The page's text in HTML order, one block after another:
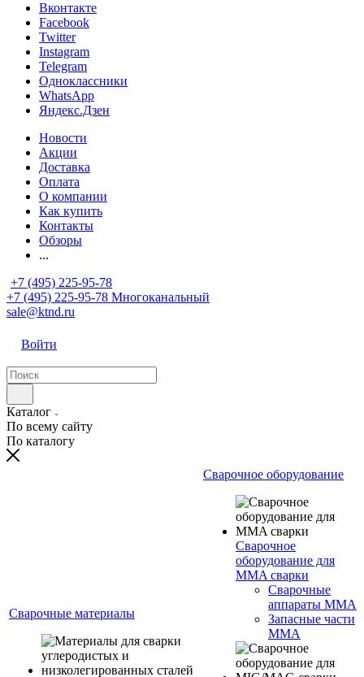
Вконтакте
Facebook
Twitter
Instagram
Telegram
Одноклассники
WhatsApp
Яндекс.Дзен
Новости
Акции
Доставка
Оплата
О компании
Как купить
Контакты
Обзоры
...
+7 (495) 225-95-78
+7 (495) 225-95-78 Многоканальный
sale@ktnd.ru
Войти
Каталог
По всему сайту
По каталогу
Сварочные материалы
Сварочное оборудование
Сварочное
оборудование для
MMA сварки
Сварочные
аппараты MMA
Запасные части
MMA